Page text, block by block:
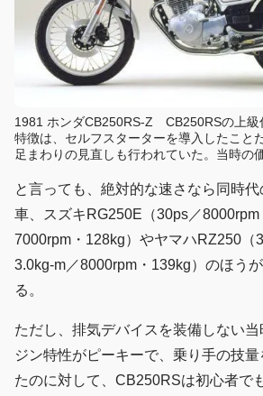
1981 ホンダCB250RS-Z CB250RSの上級
特徴は、セルフスターターを導入したこと
足まわりの見直しも行われていた。当時の
と言っても、絶対的な速さなら同時
車、スズキRG250E（30ps／8000rpm
7000rpm・128kg）やヤマハRZ250（
3.0kg-m／8000rpm・139kg）のほう
る。
ただし、排気デバイスを装備しない
ジン特性がピーキーで、乗り手の技
たのに対して、CB250RSは初心者で